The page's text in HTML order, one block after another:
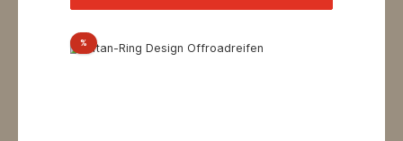
%Rabatt